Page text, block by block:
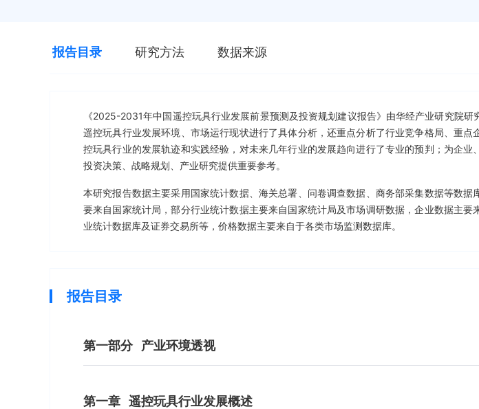
报告目录 研究方法 数据来源
《2025-2031年中国遥控玩具行业发展前景预测及投资规划建议报告》由华经产业研究院研
遥控玩具行业发展环境、市场运行现状进行了具体分析，还重点分析了行业竞争格局、重点
控玩具行业的发展轨迹和实践经验，对未来几年行业的发展趋向进行了专业的预判；为企业
投资决策、战略规划、产业研究提供重要参考。
本研究报告数据主要采用国家统计数据、海关总署、问卷调查数据、商务部采集数据等数据
要来自国家统计局，部分行业统计数据主要来自国家统计局及市场调研数据，企业数据主要
业统计数据库及证券交易所等，价格数据主要来自于各类市场监测数据库。
报告目录
第一部分 产业环境透视
第一章 遥控玩具行业发展概述